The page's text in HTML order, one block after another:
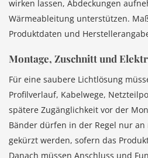
wirken lassen, Abdeckungen
Wärmeableitung unterstützen.
Produktdaten und
Montage, Zuschnitt und
Für eine saubere Lichtlösung
Profilverlauf, Kabelwege,
spätere Zugänglichkeit vor der
Bänder dürfen in der Regel nur
gekürzt werden, sofern das
Danach müssen Anschluss und